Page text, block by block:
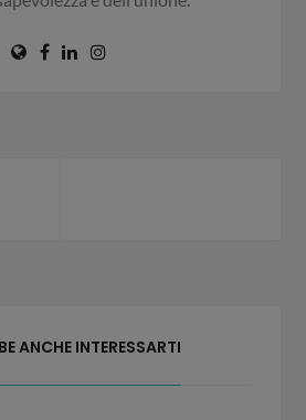
ANCHE INTERESSARTI